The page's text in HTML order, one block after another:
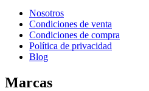
Nosotros
Condiciones de venta
Condiciones de compra
Política de privacidad
Blog
Marcas